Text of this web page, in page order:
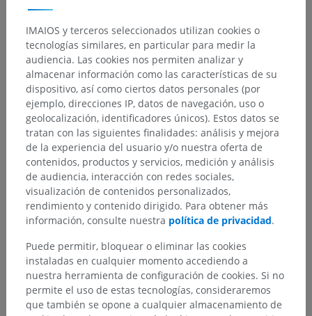
Jerarquía anatómica
Anatomía veterinaria
Osteología> Términos generales> Foramen nutricio
Estructuras subyacentes:No hay estructuras
subyacentes correspondientes para esta parte
Anatomía comparada en humanos
IMAIOS y terceros seleccionados utilizan cookies o
tecnologías similares, en particular para medir la
audiencia. Las cookies nos permiten analizar y
almacenar información como las características de su
dispositivo, así como ciertos datos personales (por
ejemplo, direcciones IP, datos de navegación, uso o
geolocalización, identificadores únicos). Estos datos se
tratan con las siguientes finalidades: análisis y mejora
de la experiencia del usuario y/o nuestra oferta de
contenidos, productos y servicios, medición y análisis
de audiencia, interacción con redes sociales,
visualización de contenidos personalizados,
rendimiento y contenido dirigido. Para obtener más
información, consulte nuestra política de privacidad.
Puede permitir, bloquear o eliminar las cookies
instaladas en cualquier momento accediendo a
nuestra herramienta de configuración de cookies. Si no
permite el uso de estas tecnologías, consideraremos
que también se opone a cualquier almacenamiento de